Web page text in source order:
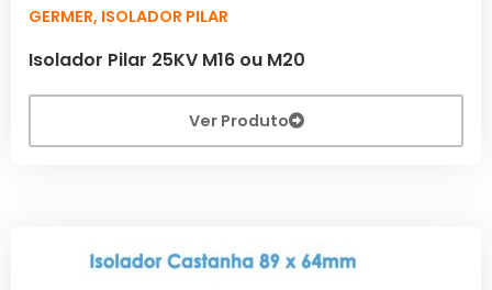
GERMER, ISOLADOR PILAR
Isolador Pilar 25KV M16 ou M20
Ver Produto